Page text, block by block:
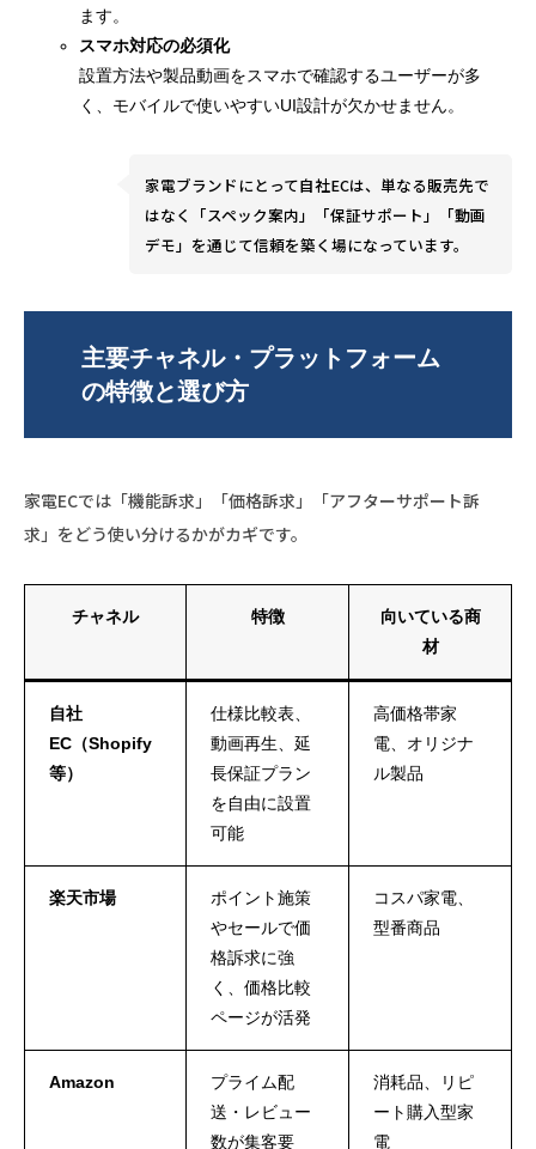
ます。
スマホ対応の必須化
設置方法や製品動画をスマホで確認するユーザーが多
く、モバイルで使いやすいUI設計が欠かせません。
家電ブランドにとって自社ECは、単なる販売先で
はなく「スペック案内」「保証サポート」「動画
デモ」を通じて信頼を築く場になっています。
主要チャネル・プラットフォーム
の特徴と選び方
家電ECでは「機能訴求」「価格訴求」「アフターサポート訴
求」をどう使い分けるかがカギです。
チャネル 特徴
向いている商
材
自社
EC（Shopify
等）
仕様比較表、
動画再生、延
長保証プラン
を自由に設置
可能
高価格帯家
電、オリジナ
ル製品
楽天市場
ポイント施策
やセールで価
格訴求に強
く、価格比較
ページが活発
コスパ家電、
型番商品
Amazon
プライム配
送・レビュー
数が集客要
消耗品、リピ
ート購入型家
電